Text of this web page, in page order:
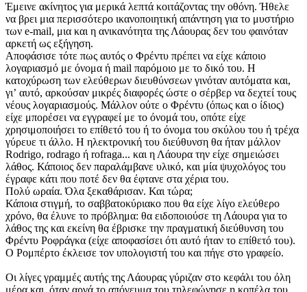
Έμεινε ακίνητος για μερικά λεπτά κοιτάζοντας την οθόνη. Ήθελε
να βρει μια περισσότερο ικανοποιητική απάντηση για το μυστήριο
των e-mail, μια και η ανικανότητα της Λάουρας δεν του φαινόταν
αρκετή ως εξήγηση.
Αποφάσισε τότε πως αυτός ο Φρέντυ πρέπει να είχε κάποιο
λογαριασμό με όνομα ή mail παρόμοιο με το δικό του. Η
κατοχύρωση των ελεύθερων διευθύνσεων γινόταν αυτόματα και,
γιʼ αυτό, αρκούσαν μικρές διαφορές ώστε ο σέρβερ να δεχτεί τους
νέους λογαριασμούς. Μάλλον ούτε ο Φρέντυ (όπως και ο ίδιος)
είχε μπορέσει να εγγραφεί με το όνομά του, οπότε είχε
χρησιμοποιήσει το επίθετό του ή το όνομα του σκύλου του ή τρέχα
γύρευε τι άλλο. Η ηλεκτρονική του διεύθυνση θα ήταν μάλλον
Rodrigo, rodrago ή rofraga... και η Λάουρα την είχε σημειώσει
λάθος. Κάποιος δεν παραλάμβανε υλικό, και μία ψυχολόγος του
έγραφε κάτι που ποτέ δεν θα έφτανε στα χέρια του.
Πολύ ωραία. Όλα ξεκαθάρισαν. Και τώρα;
Κάποια στιγμή, το σαββατοκύριακο που θα είχε λίγο ελεύθερο
χρόνο, θα έλυνε το πρόβλημα: θα ειδοποιούσε τη Λάουρα για το
λάθος της και εκείνη θα έβρισκε την πραγματική διεύθυνση του
Φρέντυ Ροφράγκα (είχε αποφασίσει ότι αυτό ήταν το επίθετό του).
Ο Ρομπέρτο έκλεισε τον υπολογιστή του και πήγε στο γραφείο.
Οι λίγες γραμμές αυτής της Λάουρας γύριζαν στο κεφάλι του όλη